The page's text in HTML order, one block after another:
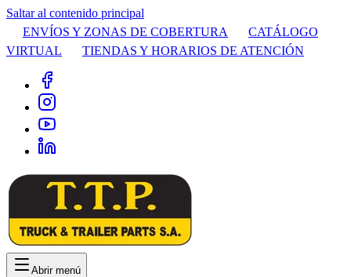
Saltar al contenido principal
ENVÍOS Y ZONAS DE COBERTURA
CATÁLOGO
VIRTUAL
TIENDAS Y HORARIOS DE ATENCIÓN
Abrir menú